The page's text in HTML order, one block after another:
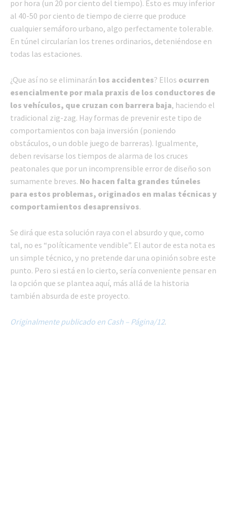
por hora (un 20 por ciento del tiempo). Esto es muy inferior
al 40-50 por ciento de tiempo de cierre que produce
cualquier semáforo urbano, algo perfectamente tolerable.
En túnel circularían los trenes ordinarios, deteniéndose en
todas las estaciones.
¿Que así no se eliminarán los accidentes? Ellos ocurren
esencialmente por mala praxis de los conductores de
los vehículos, que cruzan con barrera baja, haciendo el
tradicional zig-zag. Hay formas de prevenir este tipo de
comportamientos con baja inversión (poniendo
obstáculos, o un doble juego de barreras). Igualmente,
deben revisarse los tiempos de alarma de los cruces
peatonales que por un incomprensible error de diseño son
sumamente breves. No hacen falta grandes túneles
para estos problemas, originados en malas técnicas y
comportamientos desaprensivos.
Se dirá que esta solución raya con el absurdo y que, como
tal, no es “políticamente vendible”. El autor de esta nota es
un simple técnico, y no pretende dar una opinión sobre este
punto. Pero si está en lo cierto, sería conveniente pensar en
la opción que se plantea aquí, más allá de la historia
también absurda de este proyecto.
Originalmente publicado en Cash – Página/12.